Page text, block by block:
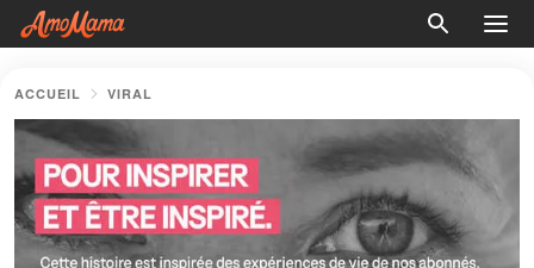
ACCUEIL VIRAL